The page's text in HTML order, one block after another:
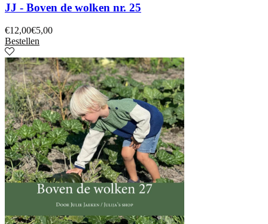
JJ - Boven de wolken nr. 25
€12,00€5,00
Bestellen